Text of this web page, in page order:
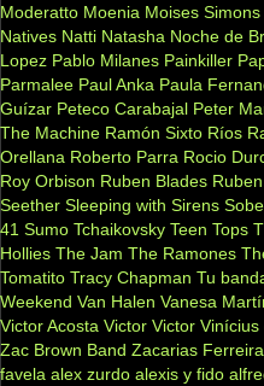
Moderatto Moenia Moises Simons
Natives Natti Natasha Noche de
Lopez Pablo Milanes Painkiller
Parmalee Paul Anka Paula
Guízar Peteco Carabajal Peter
The Machine Ramón Sixto Ríos
Orellana Roberto Parra Rocio
Roy Orbison Ruben Blades
Seether Sleeping with Sirens
41 Sumo Tchaikovsky Teen Tops
Hollies The Jam The Ramones
Tomatito Tracy Chapman Tu
Weekend Van Halen Vanesa
Victor Acosta Victor Victor Vinícius
Zac Brown Band Zacarias Ferreira
favela alex zurdo alexis y fido